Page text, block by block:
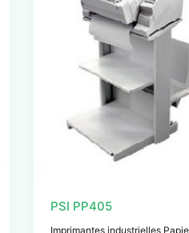
PSI PP405
Imprimantes industrielles